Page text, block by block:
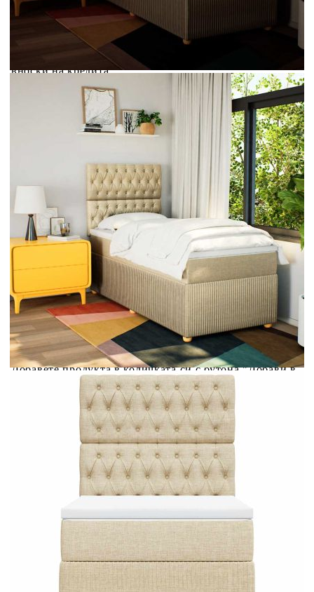
Цена на продукта: €366.00
Extraction of information from credit institutions
Предоставената таблица е с информационна цел.
Добавете продукта в количката си с бутона "Добави в
количката" и при поръчка ще можете да изберете броя
вноски на кредита.
Acest tabel are caracter informativ. Adăugați produsul în
coșul de cumpărături unde veți putea selecta detaliile
cererii de creditare.
Предоставената таблица е с информационна цел.
Добавете продукта в количката си с бутона "Добави в
количката" и при поръчка ще можете да изберете броя
вноски на кредита.
Предоставената таблица е с информационна цел.
Добавете продукта в количката си с бутона "Добави в
количката" и при поръчка ще можете да изберете броя
вноски на кредита.
Предоставената таблица е с информационна цел.
Добавете продукта в количката си с бутона "Добави в
количката" и при поръчка ще можете да изберете броя
вноски на кредита.
Предоставената таблица е с информационна цел.
Добавете продукта в количката си с бутона "Добави в
количката" и при поръчка ще можете да изберете броя
вноски на кредита.
Когато плащате с NewPay, всъщност NewPay плаща
поръчката Ви вместо Вас. Вие я получавате и
разполагате с три начина да я платите към тях:
Отложено до 30 дни от момента на изпращане на
поръчката без оскъпяване. За покупки на стойност до
400 лв. / €204,52
Плащане на 4 вноски. Заплащате 20% от стойността на
разделя на 3 равни месечни вноски без оскъпяване. За
покупки на стойност до 1000 лв. / €511.31
Плащане на 6 вноски. Стойността на поръчката се
разпределя в 6 равни месечни вноски с оскъпяване. За
покупки на стойност до 2000 лв. / €1022.61